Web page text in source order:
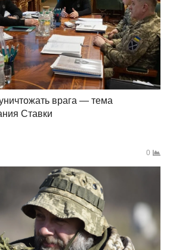
врага — тема
Ставки
0